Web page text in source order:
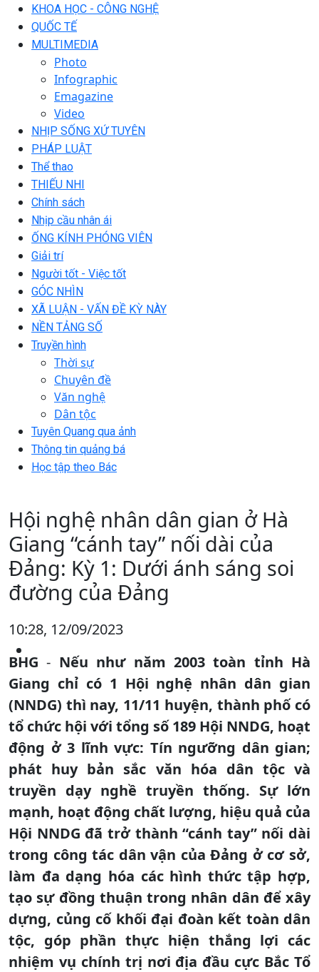
KHOA HỌC - CÔNG NGHỆ
QUỐC TẾ
MULTIMEDIA
Photo
Infographic
Emagazine
Video
NHỊP SỐNG XỨ TUYÊN
PHÁP LUẬT
Thể thao
THIẾU NHI
Chính sách
Nhịp cầu nhân ái
ỐNG KÍNH PHÓNG VIÊN
Giải trí
Người tốt - Việc tốt
GÓC NHÌN
XÃ LUẬN - VẤN ĐỀ KỲ NÀY
NỀN TẢNG SỐ
Truyền hình
Thời sự
Chuyên đề
Văn nghệ
Dân tộc
Tuyên Quang qua ảnh
Thông tin quảng bá
Học tập theo Bác
Hội nghệ nhân dân gian ở Hà
Giang “cánh tay” nối dài của
Đảng: Kỳ 1: Dưới ánh sáng soi
đường của Đảng
10:28, 12/09/2023
BHG - Nếu như năm 2003 toàn tỉnh Hà
Giang chỉ có 1 Hội nghệ nhân dân gian
(NNDG) thì nay, 11/11 huyện, thành phố có
tổ chức hội với tổng số 189 Hội NNDG, hoạt
động ở 3 lĩnh vực: Tín ngưỡng dân gian;
phát huy bản sắc văn hóa dân tộc và
truyền dạy nghề truyền thống. Sự lớn
mạnh, hoạt động chất lượng, hiệu quả của
Hội NNDG đã trở thành “cánh tay” nối dài
trong công tác dân vận của Đảng ở cơ sở,
làm đa dạng hóa các hình thức tập hợp,
tạo sự đồng thuận trong nhân dân để xây
dựng, củng cố khối đại đoàn kết toàn dân
tộc, góp phần thực hiện thắng lợi các
nhiệm vụ chính trị nơi địa đầu cực Bắc Tổ